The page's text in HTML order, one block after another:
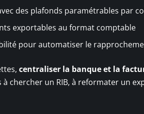
des plafonds paramétrables par
exportables au format comptable
pour automatiser le
centraliser la banque et la
à chercher un RIB, à reformater un